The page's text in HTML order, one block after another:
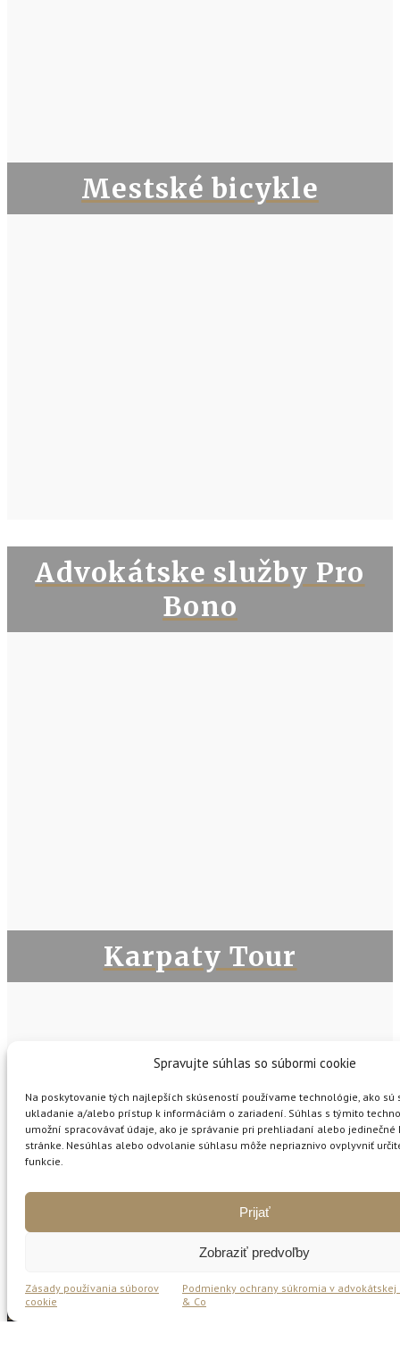
Spravujte súhlas so súbormi cookie
Na poskytovanie tých najlepších skúseností používame technológie, ako sú
ukladanie a/alebo prístup k informáciám o zariadení. Súhlas s týmito
umožní spracovávať údaje, ako je správanie pri prehliadaní alebo jedinečné
stránke. Nesúhlas alebo odvolanie súhlasu môže nepriaznivo ovplyvniť
funkcie.
Prijať
Zobraziť predvoľby
Zásady používania súborov
cookie
Podmienky ochrany súkromia v
& Co
Mestské bicykle
Advokátske služby Pro
Bono
Karpaty Tour
Nájdete nás